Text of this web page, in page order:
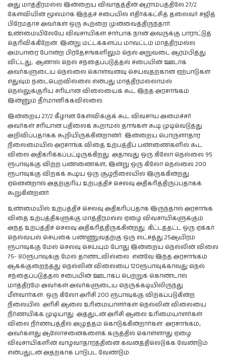
அது மாத்திரமல்ல இன்றைய விவாதத்தின் ஆராம்பத்திலே 27/2
கேள்வியின் மூலமாக இந்தச் சபையில் எதிர்க்கட்சித் தலைவர் சஜித்
பிரேமதாச அவர்கள் ஒரு கூற்றை முன்வைத்திருந்தார்.
உண்மையிலேயே விவசாயிகள் சார்பாக நான் அவருக்கு பாராட்டுத்
தெரிவிக்கிறேன். இன்று மட்டக்களப்ப மாவட்டம் மாத்திரமல்ல
அம்பாரை போன்ற பிரதேசங்களிலும் நெல் அறுவடை ஆரம்பித்து
விட்டது;. ஆனால் நெல் சந்தைப்படுத்தல் சபையின் ஊடாக
அவர்களுடைய நெல்லை கொள்வனவு செய்வதற்கான ஏற்பாடுகள்
எதுவும் நடைபெறவில்லை என்பது மாத்திரமல்லாமல்
நெல்லுக்குரிய சரியான விலையைக் கூட இந்த அரசாங்கம்
இன்னும் தீர்மானிக்கவில்லை.
இன்றைய 27/2 கீழான கேள்விக்குக் கூட விவசாய அமைச்சர்
அவர்கள் சரியான பதிலைக் கூறாமல் தாங்கள் கூடி முடிவெடுத்து
அறிவிப்பதாகக் கூறியிருக்கின்றானர். இன்றைய பொருளாதார
நிலைமையில் அரசாங்க விதை உற்பத்திப் பண்ணைகளில் கூட
விலை அதிகரிக்கப்பட்டிருக்கிறது. அதாவது ஒரு கிலோ நெல்லை 95
ரூபாவுக்கு விற்ற பண்ணைகள், இன்று ஒரு கிலோ நெல்லை 200
ரூபாவுக்கு விற்கக் கூடிய ஒரு சூழ்நிலையில் இருக்கின்றது.
ஏனென்றால் அதற்குரிய உற்பத்திச் செலவு அதிகரித்திருப்பதாகக்
கூறுகின்றனர்.
உண்மையில் உற்பத்திச் செலவு அதிகரிப்பதாக இருந்தால் அரசாங்க
விதை உற்பத்திகளுக்கு மாத்திரமல்ல ஏழை விவசாயிகளுக்கும்
அந்த உற்பத்திச் செலவு அதிகரித்திருக்கின்றது. கிட்டத்தட்ட ஒரு ஏக்கர்
நெல்வயல் செய்கை பண்ணுவதற்கு ஒரு லட்சத்து 25ஆயிரம்
ரூபாவுக்கு மேல் செலவு செய்யும் போது இன்றைய நெல்லின் விலை
75- 80ரூபாவுக்கு மேல் தாண்டவில்லை. எனவே இந்த அரசாங்கம்
ஆகக்குறைந்தது நெல்லின் விலையை 120ரூபாவுக்காவது நெல்
சந்தைப்படுத்தல் சபையின் ஊடாகப் பெற்றுக் கொண்டால்
மாத்திரமே அவர்கள் அவர்களுடைய நெருக்கடியிலிருந்து
மீள்வார்கள். ஒரு கிலோ அரிசி 200 ரூபாவுக்கு விற்கப்படுகின்ற
நிலையில். அரிசி ஆலை உரிமையாளர்கள் நெல்லின் விலையை
நிர்ணயிக்க முடியாது. அத்துடன் அரிசி ஆலை உரிமையாளர்கள்
விலை நிர்ணயத்தில் அழுத்தம் கொடுக்கின்றார்கள். அரசாங்கம்,
அவர்களது ஆலோசனைகளைக் கருத்தில் கொள்ளாது ஏழை
விவசாயிகளின் வாழ்வாதாரத்தினை கவனத்திலெடுக்க வேண்டும்
என்பதுடன் அதற்காக பாடுபட வேண்டும்.